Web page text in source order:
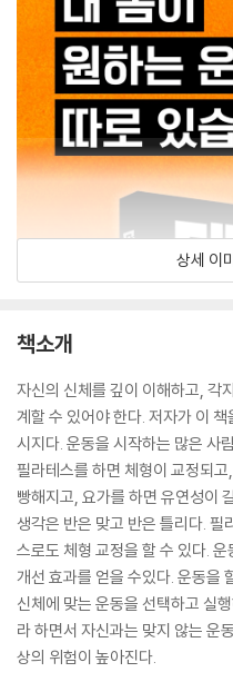
상세 이
책소개
자신의 신체를 깊이 이해하고, 각
계할 수 있어야 한다. 저자가 이
시지다. 운동을 시작하는 많은 사
필라테스를 하면 체형이 교정되
빵해지고, 요가를 하면 유연성이
생각은 반은 맞고 반은 틀리다. 필
스로도 체형 교정을 할 수 있다. 운
개선 효과를 얻을 수있다. 운동을
신체에 맞는 운동을 선택하고 실
라 하면서 자신과는 맞지 않는 운
상의 위험이 높아진다.